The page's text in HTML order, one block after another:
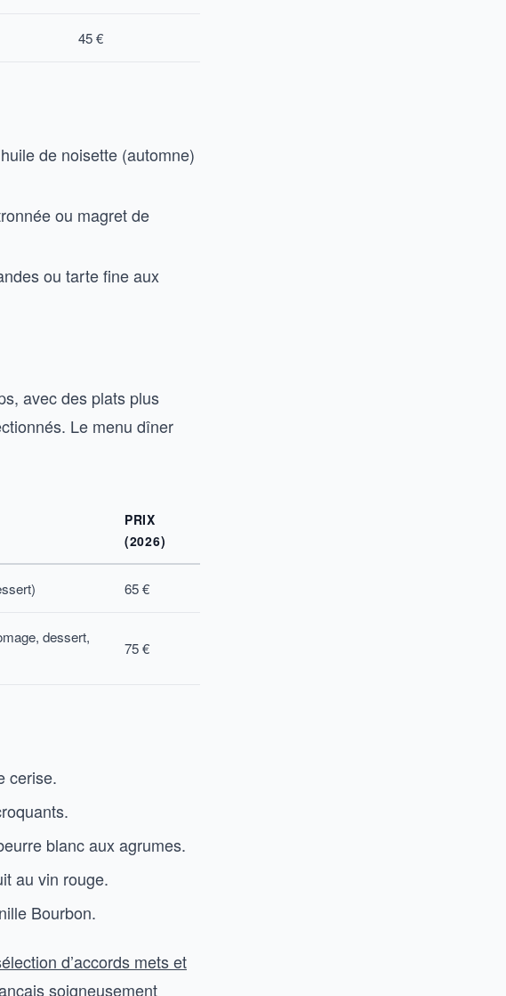
45 €
de noisette (automne)
ou magret de
ou tarte fine aux
avec des plats plus
Le menu dîner
PRIX
(2026)
65 €
dessert,
75 €
cerise.
blanc aux agrumes.
au vin rouge.
Bourbon.
d’accords mets et
soigneusement